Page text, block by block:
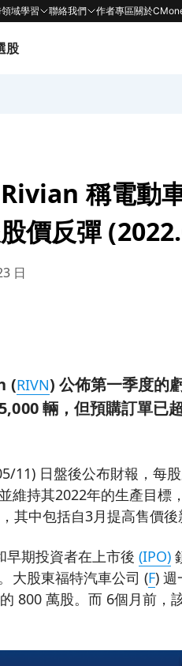
域學習 聯絡我們 作者專區關於
股
Rivian 稱電動
價反彈
日
(RIVN) 公佈第一季度的
輛，但預購訂單已
11) 日盤後公布財報，每
維持其2022年的生產目標
其中包括自3月提高售價後
早期投資者在上市後 (IPO)
大股東福特汽車公司 (F) 週
800 萬股。而 6個月前，